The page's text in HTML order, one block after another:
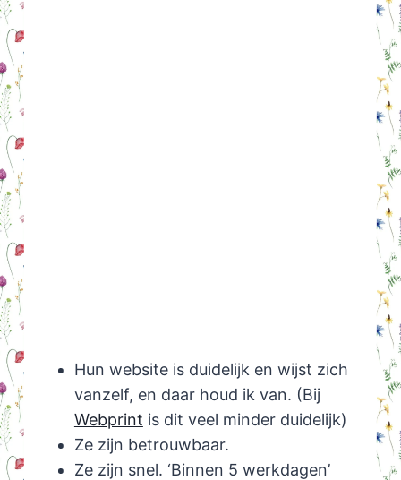
Hun website is duidelijk en wijst zich
vanzelf, en daar houd ik van. (Bij
Webprint is dit veel minder duidelijk)
Ze zijn betrouwbaar.
Ze zijn snel. ‘Binnen 5 werkdagen’